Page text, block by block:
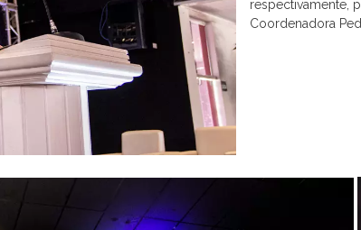
respectivamente,
Coordenadora